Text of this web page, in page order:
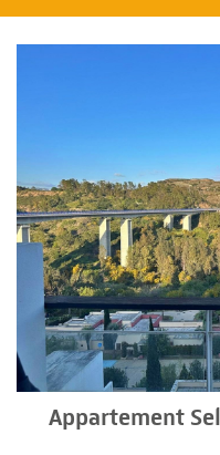
Appartement